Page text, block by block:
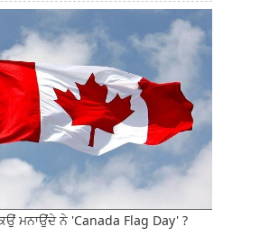
ਮਨਾਉਂਦੇ ਨੇ 'Canada Flag Day' ?